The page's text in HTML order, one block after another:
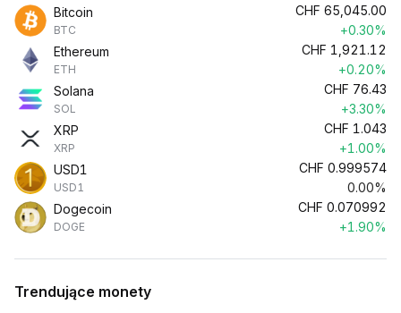
Bitcoin
BTC
CHF 65,045.00
+0.30%
Ethereum
ETH
CHF 1,921.12
+0.20%
Solana
SOL
CHF 76.43
+3.30%
XRP
XRP
CHF 1.043
+1.00%
USD1
USD1
CHF 0.999574
0.00%
Dogecoin
DOGE
CHF 0.070992
+1.90%
Trendujące monety